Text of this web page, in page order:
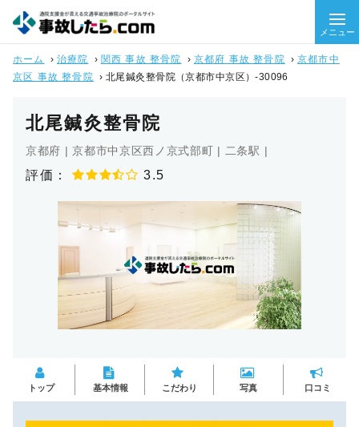
メニュー
ホーム › 治療院 › 関西 事故 整骨院 › 京都府 事故 整骨院 ›京都市中
京区 事故 整骨院 ›北尾鍼灸整骨院（京都市中京区）-30096
北尾鍼灸整骨院
京都府 | 京都市中京区西ノ京式部町 | 二条駅 |
評価： 3.5
トップ 基本情報 こだわり 写真 口コミ